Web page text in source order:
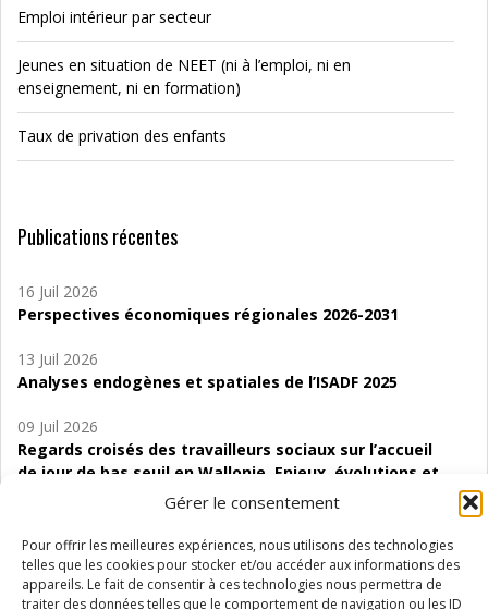
Gérer le consentement
Pour offrir les meilleures expériences, nous utilisons des technologies
telles que les cookies pour stocker et/ou accéder aux informations des
appareils. Le fait de consentir à ces technologies nous permettra de
traiter des données telles que le comportement de navigation ou les ID
Emploi intérieur par secteur
Jeunes en situation de NEET (ni à l’emploi, ni en
enseignement, ni en formation)
Taux de privation des enfants
Publications récentes
16 Juil 2026
Perspectives économiques régionales 2026-2031
13 Juil 2026
Analyses endogènes et spatiales de l’ISADF 2025
09 Juil 2026
Regards croisés des travailleurs sociaux sur l’accueil
de jour de bas seuil en Wallonie. Enjeux, évolutions et
06 Juil 2026
Étude d’évaluabilité des Structures
d’accompagnement à l’autocréation d’emploi (SAACE)